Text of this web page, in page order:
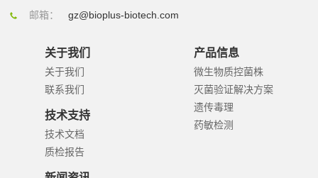
邮箱：
gz@bioplus-biotech.com
关于我们
关于我们
联系我们
技术支持
技术文档
质检报告
产品信息
微生物质控菌株
灭菌验证解决方案
遗传毒理
药敏检测